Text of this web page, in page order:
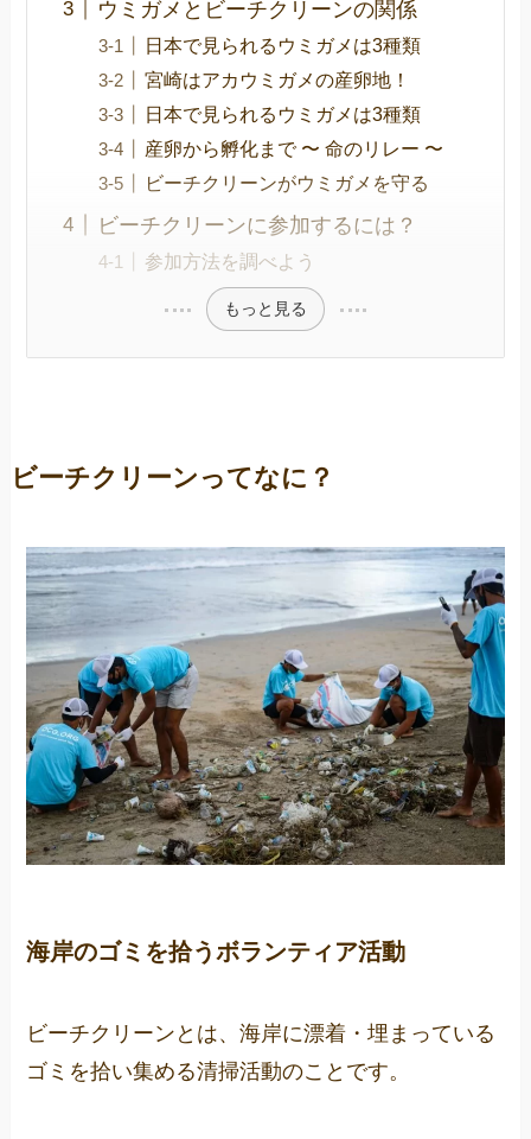
ウミガメとビーチクリーンの関係
日本で見られるウミガメは3種類
宮崎はアカウミガメの産卵地！
日本で見られるウミガメは3種類
産卵から孵化まで 〜 命のリレー 〜
ビーチクリーンがウミガメを守る
ビーチクリーンに参加するには？
参加方法を調べよう
もっと見る
ビーチクリーンってなに？
海岸のゴミを拾うボランティア活動
ビーチクリーンとは、海岸に漂着・埋まっている
ゴミを拾い集める清掃活動のことです。